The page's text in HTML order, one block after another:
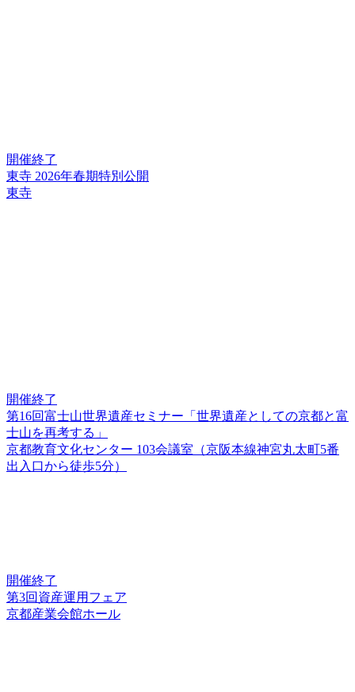
開催終了
東寺 2026年春期特別公開
東寺
開催終了
第16回富士山世界遺産セミナー「世界遺産としての京都と富
士山を再考する」
京都教育文化センター 103会議室（京阪本線神宮丸太町5番
出入口から徒歩5分）
開催終了
第3回資産運用フェア
京都産業会館ホール